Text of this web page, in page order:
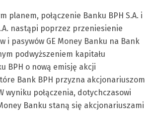
planem, połączenie Banku BPH S.A. i
nastąpi poprzez przeniesienie
i pasywów GE Money Banku na Bank
podwyższeniem kapitału
BPH o nową emisję akcji
Bank BPH przyzna akcjonariuszom
wyniku połączenia, dotychczasowi
Banku staną się akcjonariuszami